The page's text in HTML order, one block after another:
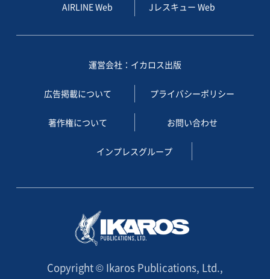
AIRLINE Web Jレスキュー Web
運営会社：イカロス出版
広告掲載について プライバシーポリシー
著作権について お問い合わせ
インプレスグループ
Copyright © Ikaros Publications, Ltd.,